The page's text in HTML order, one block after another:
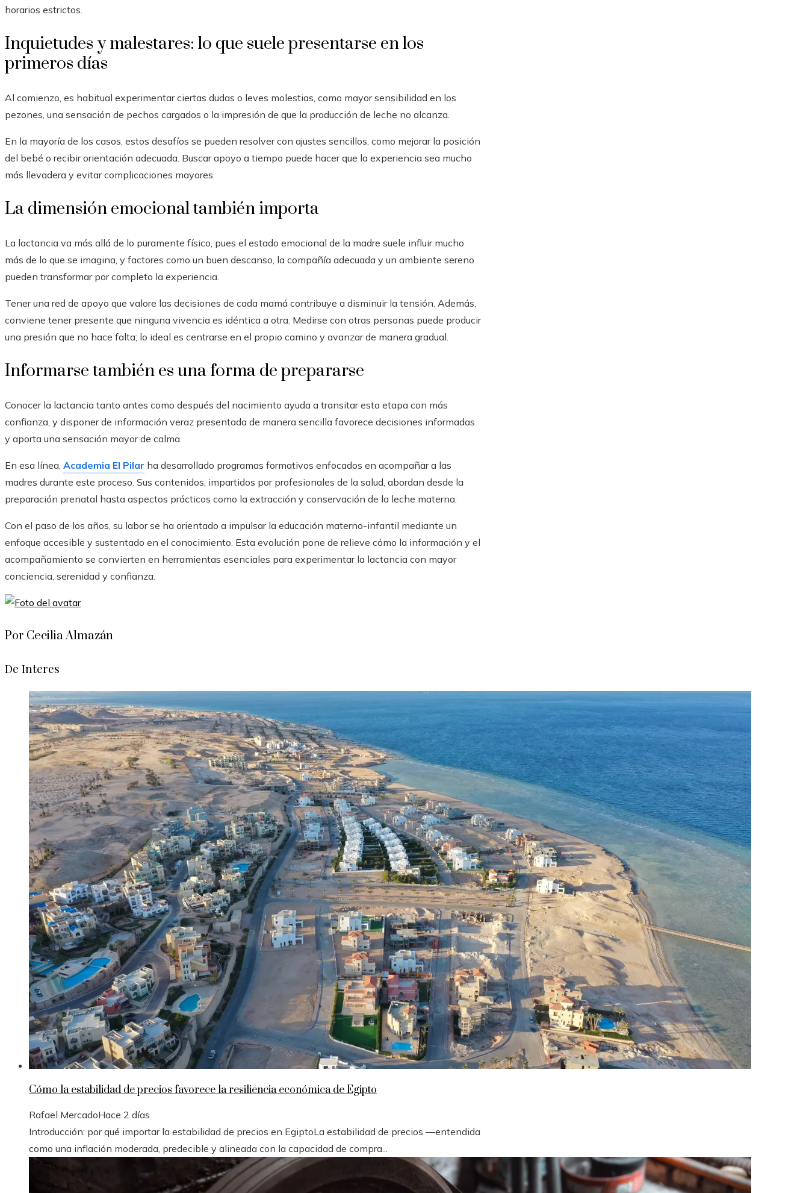
horarios estrictos.
Inquietudes y malestares: lo que suele presentarse en los
primeros días
Al comienzo, es habitual experimentar ciertas dudas o leves molestias, como mayor sensibilidad en los
pezones, una sensación de pechos cargados o la impresión de que la producción de leche no alcanza.
En la mayoría de los casos, estos desafíos se pueden resolver con ajustes sencillos, como mejorar la posición
del bebé o recibir orientación adecuada. Buscar apoyo a tiempo puede hacer que la experiencia sea mucho
más llevadera y evitar complicaciones mayores.
La dimensión emocional también importa
La lactancia va más allá de lo puramente físico, pues el estado emocional de la madre suele influir mucho
más de lo que se imagina, y factores como un buen descanso, la compañía adecuada y un ambiente sereno
pueden transformar por completo la experiencia.
Tener una red de apoyo que valore las decisiones de cada mamá contribuye a disminuir la tensión. Además,
conviene tener presente que ninguna vivencia es idéntica a otra. Medirse con otras personas puede producir
una presión que no hace falta; lo ideal es centrarse en el propio camino y avanzar de manera gradual.
Informarse también es una forma de prepararse
Conocer la lactancia tanto antes como después del nacimiento ayuda a transitar esta etapa con más
confianza, y disponer de información veraz presentada de manera sencilla favorece decisiones informadas
y aporta una sensación mayor de calma.
En esa línea, Academia El Pilar ha desarrollado programas formativos enfocados en acompañar a las
madres durante este proceso. Sus contenidos, impartidos por profesionales de la salud, abordan desde la
preparación prenatal hasta aspectos prácticos como la extracción y conservación de la leche materna.
Con el paso de los años, su labor se ha orientado a impulsar la educación materno-infantil mediante un
enfoque accesible y sustentado en el conocimiento. Esta evolución pone de relieve cómo la información y el
acompañamiento se convierten en herramientas esenciales para experimentar la lactancia con mayor
conciencia, serenidad y confianza.
Por Cecilia Almazán
De Interes
Cómo la estabilidad de precios favorece la resiliencia económica de Egipto
Rafael MercadoHace 2 días
Introducción: por qué importar la estabilidad de precios en EgiptoLa estabilidad de precios —entendida
como una inflación moderada, predecible y alineada con la capacidad de compra...